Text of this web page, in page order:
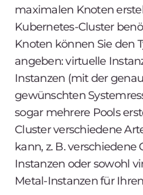
maximalen Knoten
Kubernetes-Cluster
Knoten können Sie den
angeben: virtuelle
Instanzen (mit der
gewünschten
sogar mehrere Pools
Cluster verschiedene
kann, z. B.
Instanzen oder sowohl
Metal-Instanzen für